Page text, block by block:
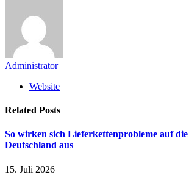
Administrator
Website
Related Posts
So wirken sich Lieferkettenprobleme auf
Deutschland aus
15. Juli 2026